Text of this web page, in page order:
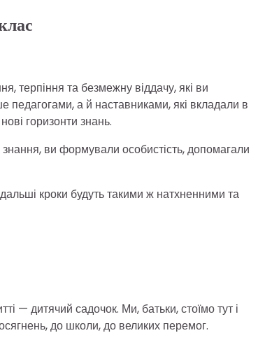
терпіння та безмежну віддачу, які ви
педагогами, а й наставниками, які вкладали в
горизонти знань.
ви формували особистість, допомагали
кроки будуть такими ж натхненними та
— дитячий садочок. Ми, батьки, стоїмо тут і
до школи, до великих перемог.